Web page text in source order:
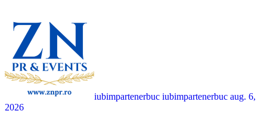
iubimpartenerbuc iubimpartenerbuc aug. 6,
2026